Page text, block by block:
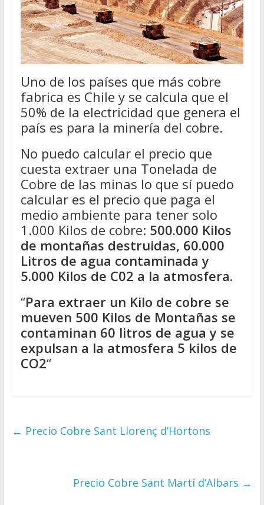
Uno de los países que más cobre
fabrica es Chile y se calcula que el
50% de la electricidad que genera el
país es para la minería del cobre.
No puedo calcular el precio que
cuesta extraer una Tonelada de
Cobre de las minas lo que sí puedo
calcular es el precio que paga el
medio ambiente para tener solo
1.000 Kilos de cobre: 500.000 Kilos
de montañas destruidas, 60.000
Litros de agua contaminada y
5.000 Kilos de C02 a la atmosfera.
“Para extraer un Kilo de cobre se
mueven 500 Kilos de Montañas se
contaminan 60 litros de agua y se
expulsan a la atmosfera 5 kilos de
CO2“
← Precio Cobre Sant Llorenç d’Hortons
Precio Cobre Sant Martí d’Albars →